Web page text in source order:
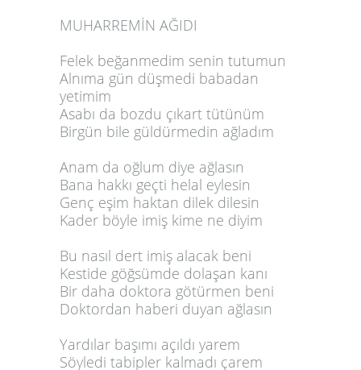
MUHARREMİN AĞIDI
Felek beğanmedim senin tutumun
Alnıma gün düşmedi babadan
yetimim
Asabı da bozdu çıkart tütünüm
Birgün bile güldürmedin ağladım
Anam da oğlum diye ağlasın
Bana hakkı geçti helal eylesin
Genç eşim haktan dilek dilesin
Kader böyle imiş kime ne diyim
Bu nasıl dert imiş alacak beni
Kestide göğsümde dolaşan kanı
Bir daha doktora götürmen beni
Doktordan haberi duyan ağlasın
Yardılar başımı açıldı yarem
Söyledi tabipler kalmadı çarem